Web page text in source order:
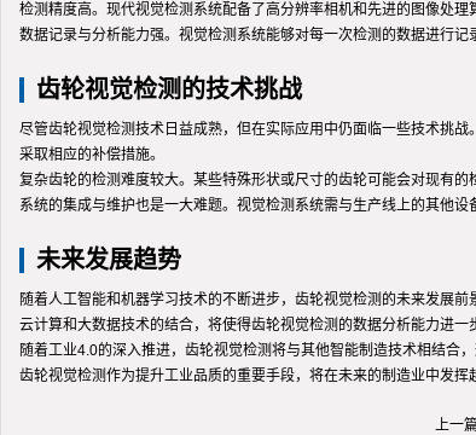
检测精度高。现代视觉检测系统配备了高分辨率相机和先进的图像处
数据记录与分析能力强。视觉检测系统能够对每一次检测的数据进行
齿轮视觉检测的技术挑战
尽管齿轮视觉检测技术日益成熟，但在实际应用中仍面临一些技术挑
采取相应的补偿措施。
复杂齿轮的检测难度较大。某些特殊形状或尺寸的齿轮可能会对现有
系统的集成与维护也是一大难题。视觉检测系统需与生产线上的其他
未来发展趋势
随着人工智能和机器学习技术的不断进步，齿轮视觉检测的未来发展
云计算和大数据技术的结合，将使得齿轮视觉检测的数据分析能力进
随着工业4.0的深入推进，齿轮视觉检测将与其他智能制造技术相结合
齿轮视觉检测作为提升工业品质的重要手段，将在未来的制造业中发
上一